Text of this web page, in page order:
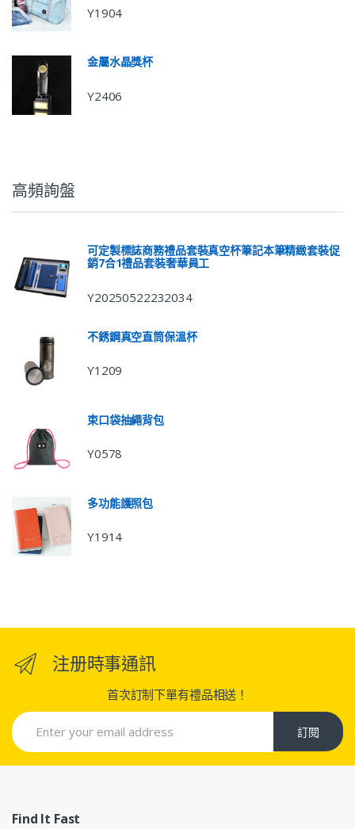
Y1904
金屬水晶獎杯
Y2406
高頻詢盤
可定製標誌商務禮品套裝真空杯筆記本筆精緻套裝促
銷7合1禮品套裝奢華員工
Y20250522232034
不銹鋼真空直筒保溫杯
Y1209
束口袋抽繩背包
Y0578
多功能護照包
Y1914
注册時事通訊
首次訂制下單有禮品相送！
訂閱
Find It Fast